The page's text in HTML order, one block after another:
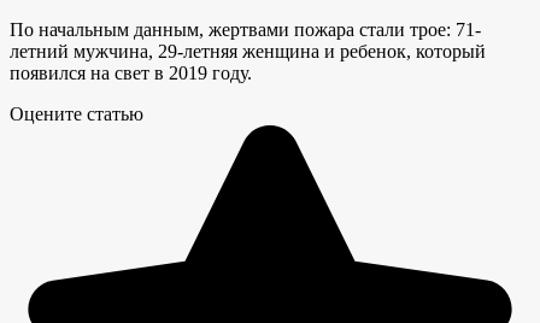
По начальным данным, жертвами пожара стали трое: 71-
летний мужчина, 29-летняя женщина и ребенок, который
появился на свет в 2019 году.
Оцените статью